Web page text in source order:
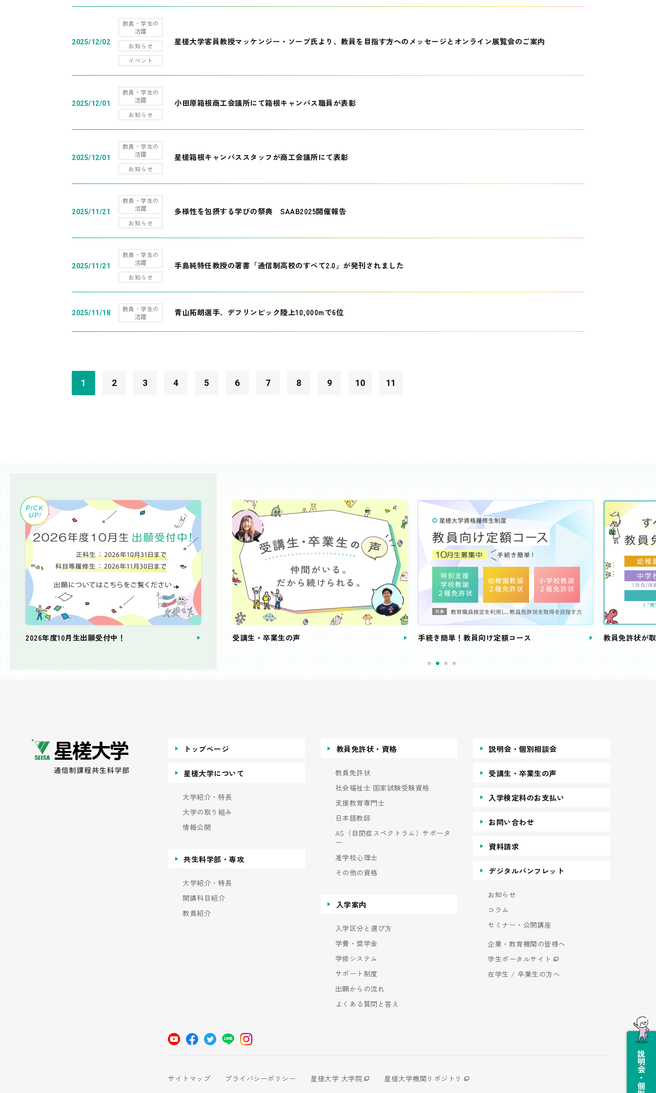
2025/12/02
教員・学生の
活躍
お知らせ
イベント
星槎大学客員教授マッケンジー・ソープ氏より、教員を目指す方へのメッセージとオンライン展覧会のご案内
2025/12/01
教員・学生の
活躍
お知らせ
小田原箱根商工会議所にて箱根キャンパス職員が表彰
2025/12/01
教員・学生の
活躍
お知らせ
星槎箱根キャンパススタッフが商工会議所にて表彰
2025/11/21
教員・学生の
活躍
お知らせ
多様性を包摂する学びの祭典 SAAB2025開催報告
2025/11/21
教員・学生の
活躍
お知らせ
手島純特任教授の著書「通信制高校のすべて2.0」が発刊されました
2025/11/18
教員・学生の
活躍
青山拓朗選手、デフリンピック陸上10,000mで6位
1 2 3 4 5 6 7 8 9 10 11
2026年度10月生出願受付中！
個別相談会 受講生・卒業生の声 手続き簡単！教員向け定額コース 教員免許状が
トップページ
星槎大学について
大学紹介・特長
大学の取り組み
情報公開
共生科学部・専攻
大学紹介・特長
開講科目紹介
教員紹介
教員免許状・資格
教員免許状
社会福祉士 国家試験受験資格
支援教育専門士
日本語教師
AS（自閉症スペクトラム）サポータ
ー
准学校心理士
その他の資格
入学案内
入学区分と選び方
学費・奨学金
学修システム
サポート制度
出願からの流れ
よくある質問と答え
説明会・個別相談会
受講生・卒業生の声
入学検定料のお支払い
お問い合わせ
資料請求
デジタルパンフレット
お知らせ
コラム
セミナー・公開講座
企業・教育機関の皆様へ
学生ポータルサイト
在学生 / 卒業生の方へ
サイトマップ プライバシーポリシー 星槎大学 大学院
星槎大学機関リポジトリ